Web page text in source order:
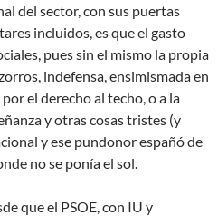
del sector, con sus puertas
incluidos, es que el gasto
pues sin el mismo la propia
indefensa, ensimismada en
el derecho al techo, o a la
y otras cosas tristes (y
y ese pundonor españó de
no se ponía el sol.
que el PSOE, con IU y